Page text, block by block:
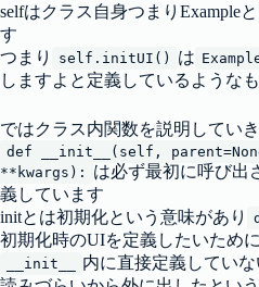
selfはクラス自身つまりExample
す
つまり
self.initUI() は
しますよと定義しているような
ではクラス内関数を説明してい
def __init__(self,
**kwargs):
は必ず最初に呼び出
義しています
initとは初期化という意味があり
初期化時のUIを定義したいため
__init__
内に直接定義してい